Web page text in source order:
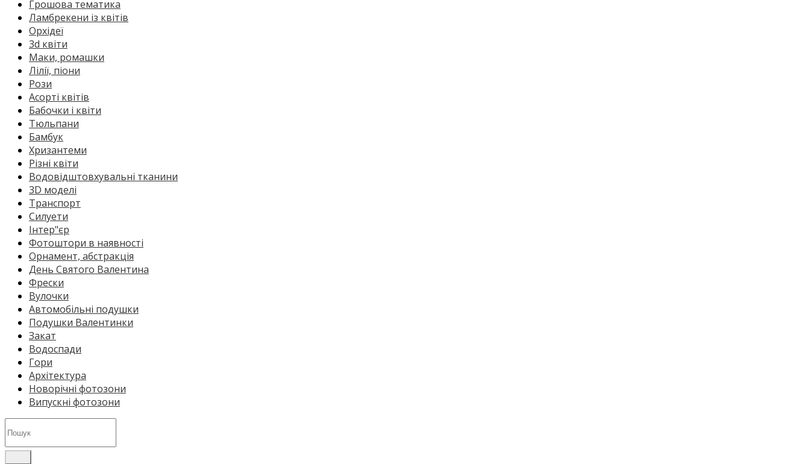
Грошова тематика
Ламбрекени із квітів
Орхідеї
3d квіти
Маки, ромашки
Лілії, піони
Рози
Асорті квітів
Бабочки і квіти
Тюльпани
Бамбук
Хризантеми
Різні квіти
Водовідштовхувальні тканини
3D моделі
Транспорт
Силуети
Інтер"єр
Фотоштори в наявності
Орнамент, абстракція
День Святого Валентина
Фрески
Вулочки
Автомобільні подушки
Подушки Валентинки
Закат
Водоспади
Гори
Архітектура
Новорічні фотозони
Випускні фотозони